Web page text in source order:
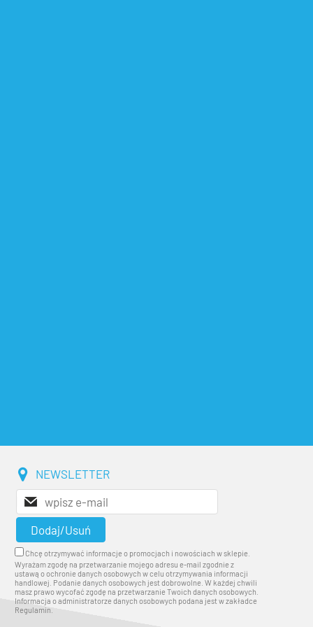
NEWSLETTER
Chcę otrzymywać informacje o promocjach i nowościach w sklepie.
Wyrażam zgodę na przetwarzanie mojego adresu e-mail zgodnie z
ustawą o ochronie danych osobowych w celu otrzymywania informacji
handlowej. Podanie danych osobowych jest dobrowolne. W każdej chwili
masz prawo wycofać zgodę na przetwarzanie Twoich danych osobowych.
Informacja o administratorze danych osobowych podana jest w zakładce
Regulamin.